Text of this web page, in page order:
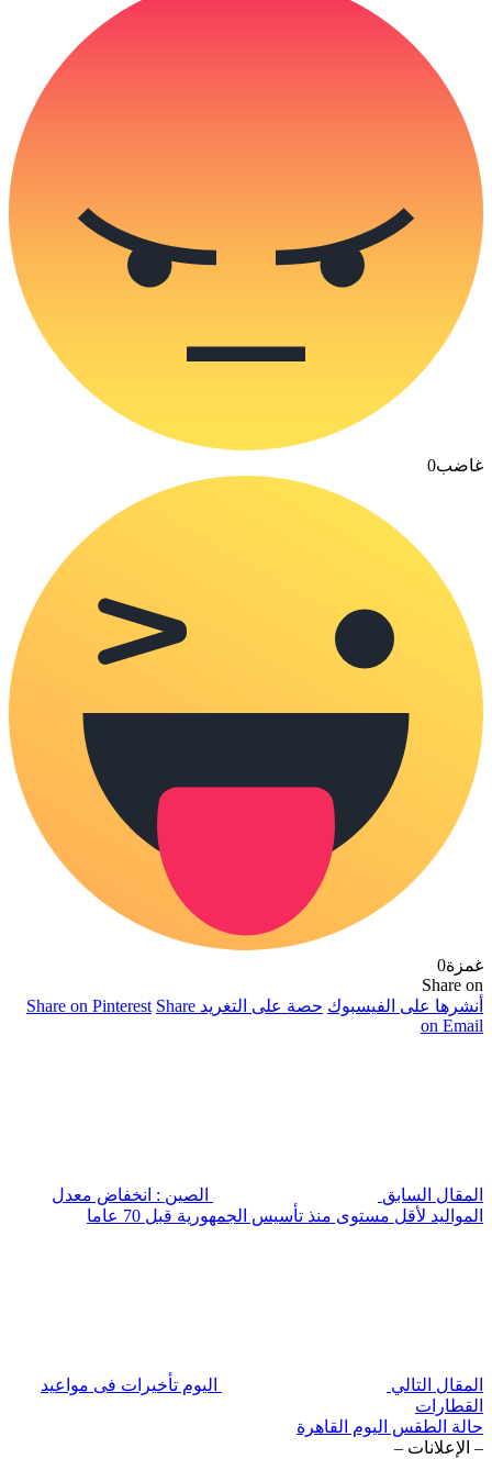
غاضب0
غمزة0
Share on
أنشرها على الفيسبوك حصة على التغريد Share on Pinterest Share
on Email
المقال السابق
الصين : انخفاض معدل
المواليد لأقل مستوى منذ تأسيس الجمهورية قبل 70 عاما
المقال التالي
اليوم تأخيرات فى مواعيد
القطارات
حالة الطقس اليوم القاهرة
– الإعلانات –